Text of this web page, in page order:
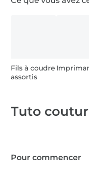
Fils à coudre
assortis
Tuto
Pour commencer